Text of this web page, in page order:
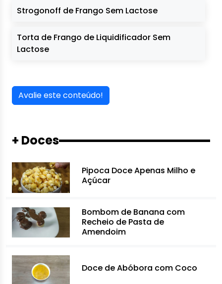
Strogonoff de Frango Sem Lactose
Torta de Frango de Liquidificador Sem
Lactose
Avalie este conteúdo!
+ Doces
Pipoca Doce Apenas Milho e
Açúcar
Bombom de Banana com
Recheio de Pasta de
Amendoim
Doce de Abóbora com Coco